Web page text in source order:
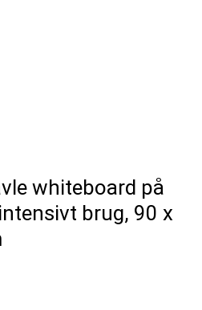
whiteboard på
brug, 90 x